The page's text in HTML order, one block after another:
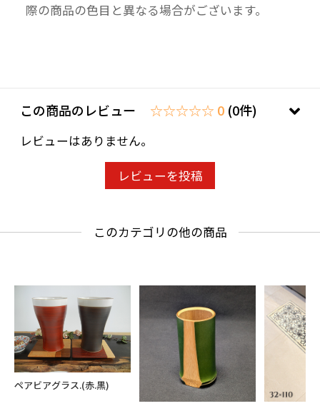
際の商品の色目と異なる場合がございます。
この商品のレビュー ☆☆☆☆☆ 0 (0件)
レビューはありません。
レビューを投稿
このカテゴリの他の商品
ペアビアグラス.(赤.黒)